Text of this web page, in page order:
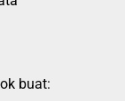
buat: